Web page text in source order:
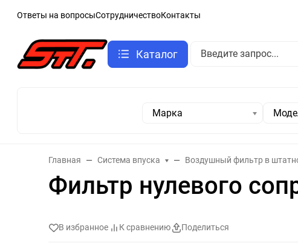
Ответы на вопросыСотрудничествоКонтакты
Каталог
Марка
Главная Система впуска Воздушный фильтр в
Фильтр нулевого
В избранное К сравнению Поделиться